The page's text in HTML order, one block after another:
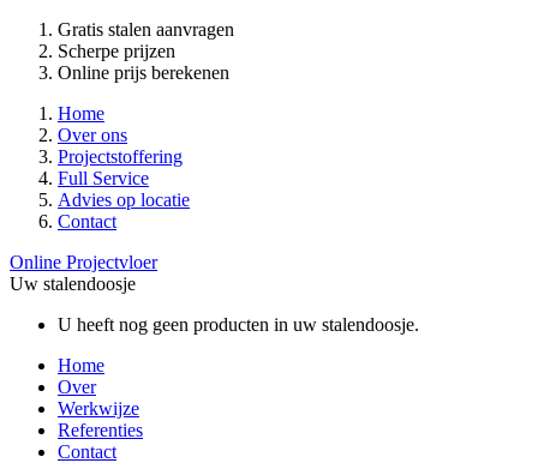
Gratis stalen aanvragen
Scherpe prijzen
Online prijs berekenen
Home
Over ons
Projectstoffering
Full Service
Advies op locatie
Contact
Online Projectvloer
Uw stalendoosje
U heeft nog geen producten in uw stalendoosje.
Home
Over
Werkwijze
Referenties
Contact